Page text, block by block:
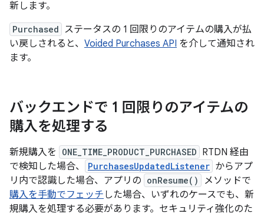
新します。
Purchased ステータスの 1 回限りのアイテムの購入が払
い戻しされると、 Voided Purchases API を介して通知され
ます。
バックエンドで 1 回限りのアイテムの
購入を処理する
新規購入を ONE_TIME_PRODUCT_PURCHASED RTDN 経由
で検知した場合、
PurchasesUpdatedListener からアプ
リ内で認識した場合、アプリの onResume()
メソッドで
購入を手動でフェッチ した場合、いずれのケースでも、新
規購入を処理する必要があります。セキュリティ強化のた